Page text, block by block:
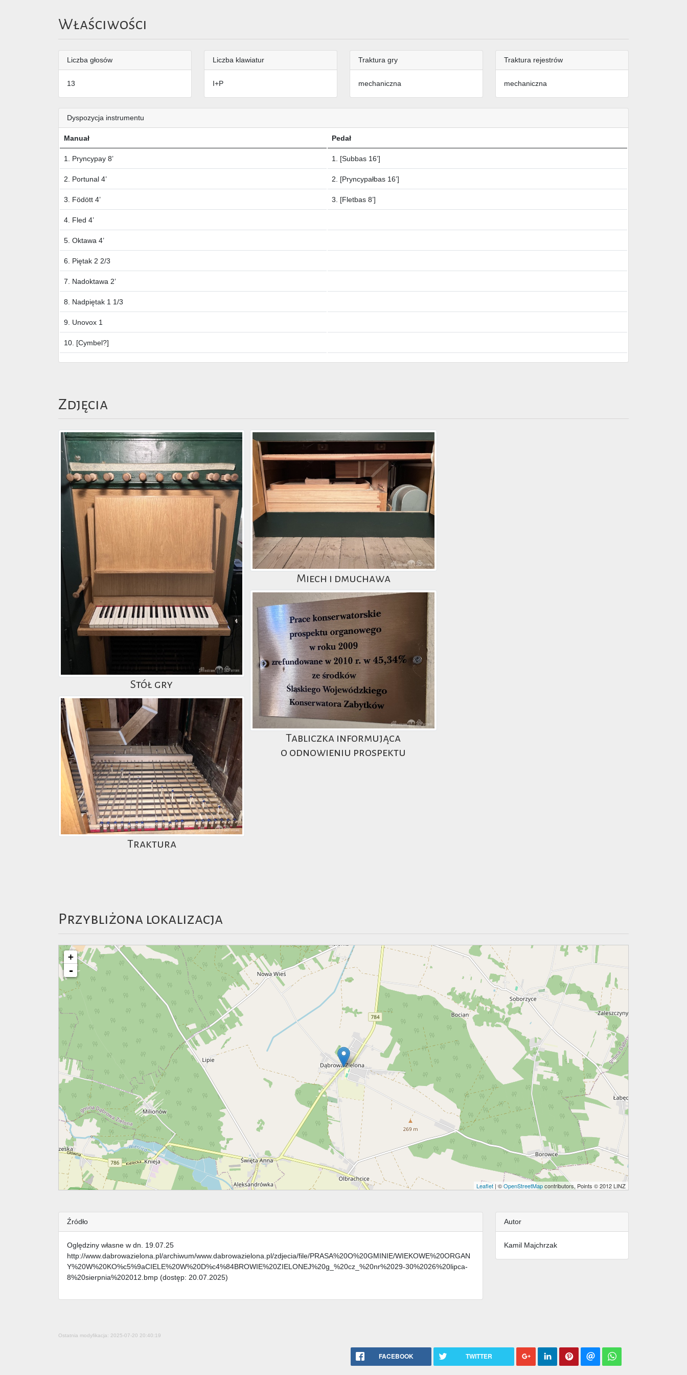
Właściwości
Liczba głosów
13
Liczba klawiatur
I+P
Traktura gry
mechaniczna
Traktura rejestrów
mechaniczna
Dyspozycja instrumentu
Manuał Pedał
1. Pryncypay 8’ 1. [Subbas 16’]
2. Portunal 4’ 2. [Pryncypałbas 16’]
3. Födött 4’ 3. [Fletbas 8’]
4. Fled 4’
5. Oktawa 4’
6. Piętak 2 2/3
7. Nadoktawa 2’
8. Nadpiętak 1 1/3
9. Unovox 1
10. [Cymbel?]
Zdjęcia
Stół gry
Traktura
Miech i dmuchawa
Tabliczka informująca
o odnowieniu prospektu
Przybliżona lokalizacja
+
-
Leaflet | ©OpenStreetMapcontributors, Points © 2012 LINZ
Źródło
Oględziny własne w dn. 19.07.25
http://www.dabrowazielona.pl/archiwum/www.dabrowazielona.pl/zdjecia/file/PRASA%20O%20GMINIE/WIEKOWE%20ORGAN
Y%20W%20KO%c5%9aCIELE%20W%20D%c4%84BROWIE%20ZIELONEJ%20g_%20cz_%20nr%2029-30%2026%20lipca-
8%20sierpnia%202012.bmp (dostęp: 20.07.2025)
Autor
Kamil Majchrzak
Ostatnia modyfikacja: 2025-07-20 20:40:19
FACEBOOK TWITTER